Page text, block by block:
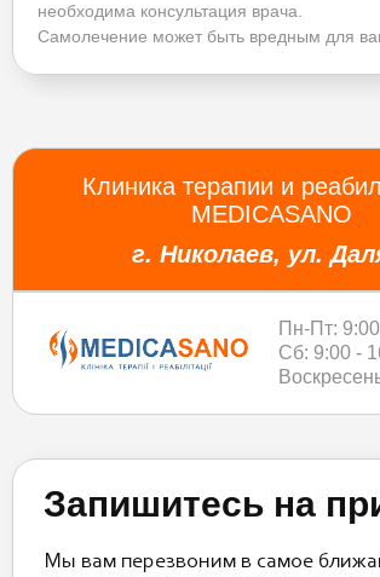
необходима консультация врача.
Самолечение может быть вредным для
Клиника терапии и
MEDICASANO
г. Николаев, ул.
Пн-Пт:
Сб: 9:00 -
Запишитесь на
Мы вам перезвоним в самое